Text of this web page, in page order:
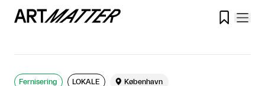

Fernisering LOKALE  København